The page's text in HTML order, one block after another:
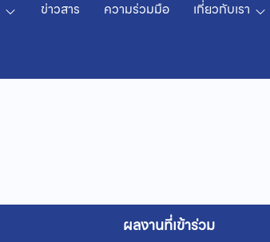
ข่าวสาร ความร่วมมือ เกี่ยวกับเรา
ผลงานที่เข้าร่วม